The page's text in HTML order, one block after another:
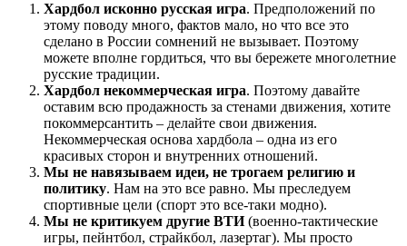
Хардбол исконно русская игра. Предположений по
этому поводу много, фактов мало, но что все это
сделано в России сомнений не вызывает. Поэтому
можете вполне гордиться, что вы бережете многолетние
русские традиции.
Хардбол некоммерческая игра. Поэтому давайте
оставим всю продажность за стенами движения, хотите
покоммерсантить – делайте свои движения.
Некоммерческая основа хардбола – одна из его
красивых сторон и внутренних отношений.
Мы не навязываем идеи, не трогаем религию и
политику. Нам на это все равно. Мы преследуем
спортивные цели (спорт это все-таки модно).
Мы не критикуем другие ВТИ(военно-тактические
игры, пейнтбол, страйкбол, лазертаг). Мы просто